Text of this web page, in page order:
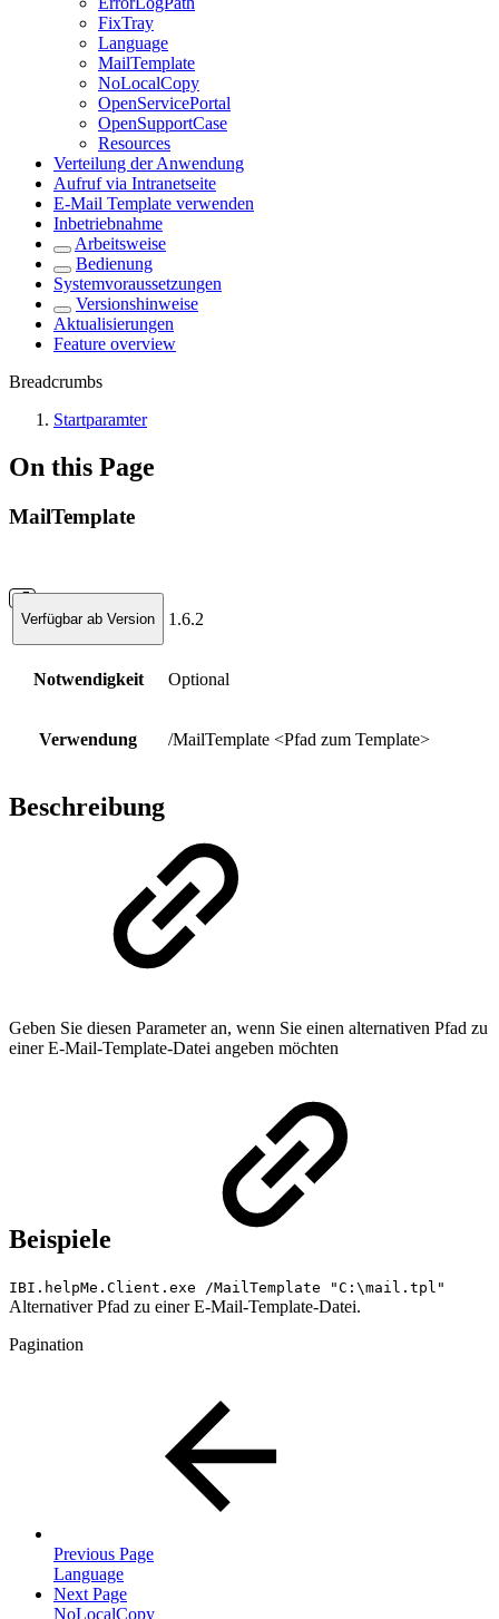
FixTray
Language
MailTemplate
NoLocalCopy
OpenServicePortal
OpenSupportCase
Resources
Verteilung der Anwendung
Aufruf via Intranetseite
E-Mail Template verwenden
Inbetriebnahme
Arbeitsweise
Bedienung
Systemvoraussetzungen
Versionshinweise
Aktualisierungen
Feature overview
Breadcrumbs
Startparamter
On this Page
MailTemplate
Verfügbar ab Version 1.6.2
Notwendigkeit Optional
Verwendung /MailTemplate <Pfad zum Template>
Beschreibung
Geben Sie diesen Parameter an, wenn Sie einen alternativen Pfad zu
einer E-Mail-Template-Datei angeben möchten
Beispiele
IBI.helpMe.Client.exe /MailTemplate "C:\mail.tpl"
Alternativer Pfad zu einer E-Mail-Template-Datei.
Pagination
Previous Page
Language
Next Page
NoLocalCopy